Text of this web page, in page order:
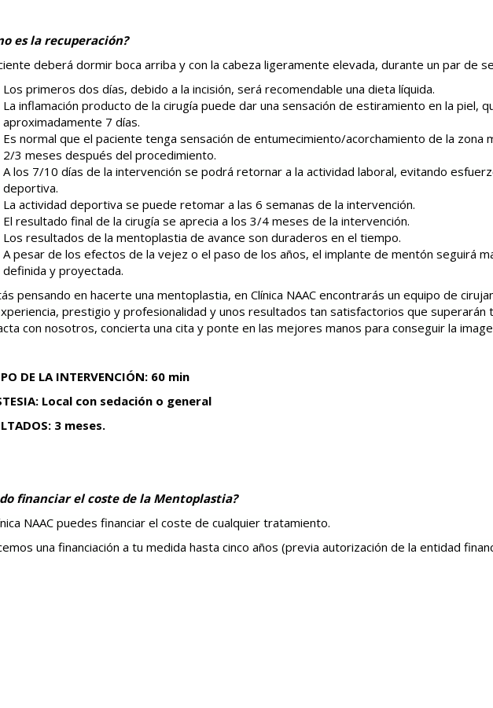
es la recuperación?
deberá dormir boca arriba y con la cabeza ligeramente elevada, durante un par de
Los primeros dos días, debido a la incisión, será recomendable una dieta líquida.
La inflamación producto de la cirugía puede dar una sensación de estiramiento en la piel,
aproximadamente 7 días.
Es normal que el paciente tenga sensación de entumecimiento/acorchamiento de la zona
2/3 meses después del procedimiento.
A los 7/10 días de la intervención se podrá retornar a la actividad laboral, evitando
deportiva.
La actividad deportiva se puede retomar a las 6 semanas de la intervención.
El resultado final de la cirugía se aprecia a los 3/4 meses de la intervención.
Los resultados de la mentoplastia de avance son duraderos en el tiempo.
A pesar de los efectos de la vejez o el paso de los años, el implante de mentón seguirá
definida y proyectada.
pensando en hacerte una mentoplastia, en Clínica NAAC encontrarás un equipo de
prestigio y profesionalidad y unos resultados tan satisfactorios que superarán
con nosotros, concierta una cita y ponte en las mejores manos para conseguir la
DE LA INTERVENCIÓN: 60 min
Local con sedación o general
3 meses.
financiar el coste de la Mentoplastia?
NAAC puedes financiar el coste de cualquier tratamiento.
una financiación a tu medida hasta cinco años (previa autorización de la entidad